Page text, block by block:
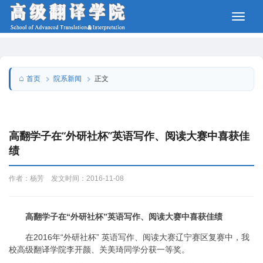
首页 院系新闻 正文
高翻学子在“外研社杯”英语写作、阅读大赛中喜获佳
绩
作者：杨芳 发文时间：2016-11-08
高翻学子在“外研社杯”英语写作、阅读大赛中喜获佳绩
在2016年“外研社杯” 英语写作、阅读大赛辽宁赛区复赛中，我
校高级翻译学院李开颜、关美琦同学分获一等奖。